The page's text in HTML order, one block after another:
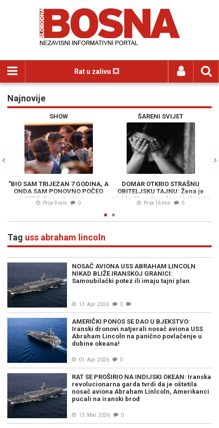
Rat u zalivu 💥
Najnovije
SHOW
"BIO SAM TRIJEZAN 7 GODINA, A
ONDA SAM PONOVNO POČEO
PITI": Poznati glumac
progovorio o alkoholu i teškom
Prije 9 min 0
ŠARENI SVIJET
DOMAR OTKRIO STRAŠNU
OBITELJSKU TAJNU: Žena je
mislila 21 godinu da joj je kćerka
mrtva, a onda je istina izašla na
Prije 16 min 0
Tag uss abraham lincoln
NOSAČ AVIONA USS ABRAHAM LINCOLN
NIKAD BLIŽE IRANSKOJ GRANICI:
Samoubilački potez ili imaju tajni plan
13. Apr. 2026 0
AMERIČKI PONOS SE DAO U BJEKSTVO:
Iranski dronovi natjerali nosač aviona USS
Abraham Lincoln na panično povlačenje u
dubine okeana!
01. Apr. 2026 0
RAT SE PROŠIRIO NA INDIJSKI OKEAN: Iranska
revolucionarna garda tvrdi da je oštetila
nosač aviona Abraham Linlcoln, Amerikanci
pucali na iranski brod
13. Mar. 2026 0